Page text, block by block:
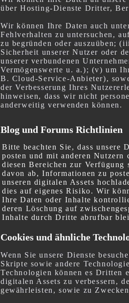
über Hosting-Dienste Dritter,
Wir können Ihre Daten auch
Fehlverhalten zu untersuchen,
zu begründen oder auszuüben;
Sicherheit unserer Nutzer oder
unserer verbundenen
Vermögenswerte u. a.); (v) um
B. Cloud-Service-Anbieter),
der Verbesserung Ihres
hinweisen, dass wir nicht
anderweitig verwenden können.
Blog und Forums Richtlinien
Bitte beachten Sie, dass unsere
posten und mit anderen
diesen Bereichen zur Verfügung
davon ab, Informationen zu
unseren digitalen Assets
dies auf eigenes Risiko. Wir
Ihre Daten oder Inhalte
deren Löschung auf
Inhalte durch Dritte abrufbar
Cookies und ähnliche
Wenn Sie unsere Dienste
Skripte sowie andere
Technologien können es Dritten
digitalen Assets zu verbessern,
gewährleisten, sowie zu